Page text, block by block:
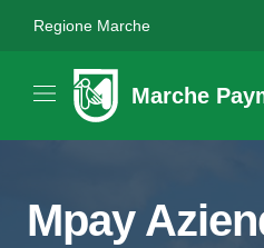
Regione Marche
Marche
Mpay